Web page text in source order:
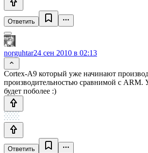
Ответить
norguhtar24 сен 2010 в 02:13
Cortex-A9 который уже начинают
производительностью сравнимой с ARM.
будет поболее :)
Ответить